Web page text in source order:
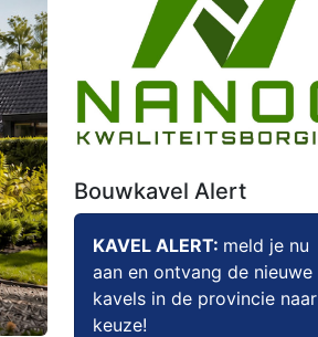
Bouwkavel Alert
KAVEL ALERT: meld je nu
aan en ontvang de nieuwe
kavels in de provincie naar
keuze!